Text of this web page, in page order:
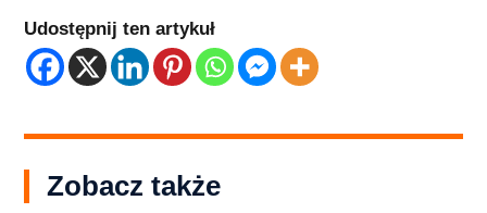
Udostępnij ten artykuł
Zobacz także